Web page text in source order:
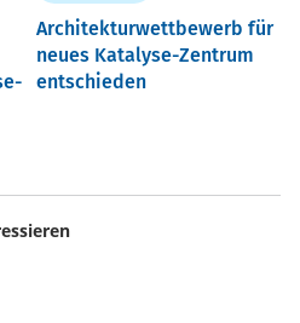
Architekturwettbewerb für
neues Katalyse-Zentrum
entschieden